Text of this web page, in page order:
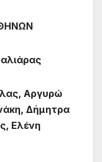
Αργυρώ
Δήμητρα
Ελένη